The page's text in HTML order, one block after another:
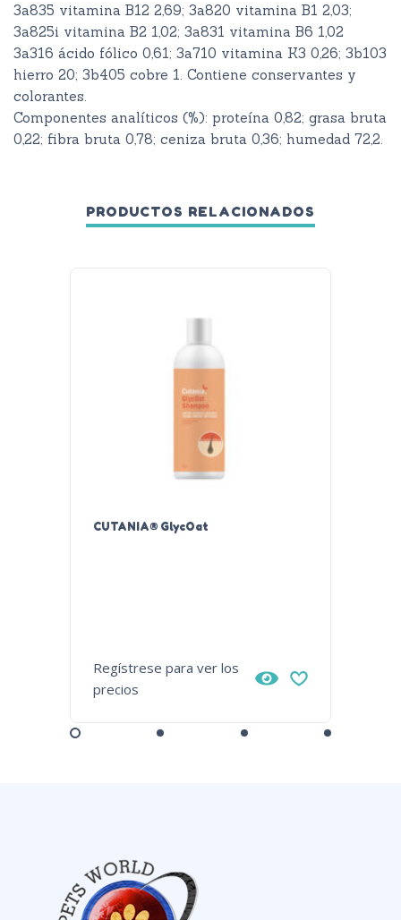
3a835 vitamina B12 2,69; 3a820 vitamina B1 2,03;
3a825i vitamina B2 1,02; 3a831 vitamina B6 1,02
3a316 ácido fólico 0,61; 3a710 vitamina K3 0,26; 3b103
hierro 20; 3b405 cobre 1. Contiene conservantes y
colorantes.
Componentes analíticos (%): proteína 0,82; grasa bruta
0,22; fibra bruta 0,78; ceniza bruta 0,36; humedad 72,2.
PRODUCTOS RELACIONADOS
CUTANIA® GlycOat
Regístrese para ver los
precios